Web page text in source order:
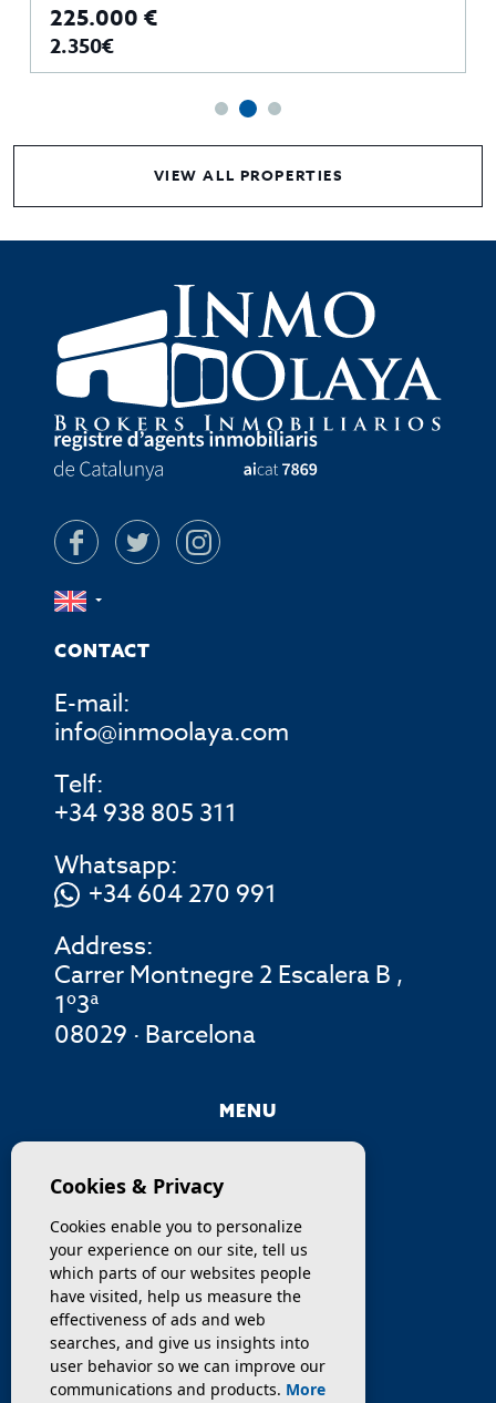
225.000 €
2.350€
VIEW ALL PROPERTIES
CONTACT
E-mail:
info@inmoolaya.com
Telf:
+34 938 805 311
Whatsapp:
+34 604 270 991
Address:
Carrer Montnegre 2 Escalera B ,
1º3ª
08029 · Barcelona
MENU
PROPERTIES
SERVICES
SELL / TRANSFER
NEWS
Cookies & Privacy
Cookies enable you to personalize
your experience on our site, tell us
which parts of our websites people
have visited, help us measure the
effectiveness of ads and web
searches, and give us insights into
user behavior so we can improve our
communications and products. More